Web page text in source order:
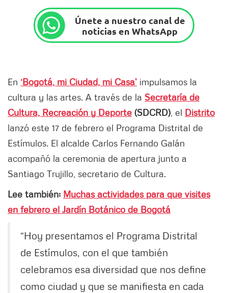
Únete a nuestro canal de
noticias en WhatsApp
En ‘Bogotá, mi Ciudad, mi Casa’ impulsamos la
cultura y las artes. A través de la Secretaría de
Cultura, Recreación y Deporte (SDCRD) , el Distrito
lanzó este 17 de febrero el Programa Distrital de
Estímulos. El alcalde Carlos Fernando Galán
acompañó la ceremonia de apertura junto a
Santiago Trujillo, secretario de Cultura.
Lee también: Muchas actividades para que visites
en febrero el Jardín Botánico de Bogotá
“Hoy presentamos el Programa Distrital
de Estímulos, con el que también
celebramos esa diversidad que nos define
como ciudad y que se manifiesta en cada